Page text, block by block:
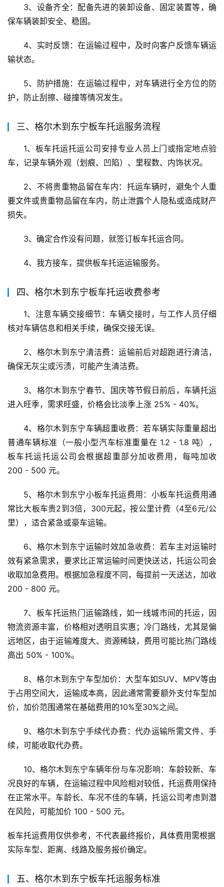
3、设备齐全：配备先进的装卸设备、固定装置等，确
保车辆装卸安全、稳固。
4、实时反馈：在运输过程中，及时向客户反馈车辆运
输状态。
5、防护措施：在运输过程中，对车辆进行全方位的防
护，防止刮擦、碰撞等情况发生。
三、格尔木到东宁板车托运服务流程
1、板车托运托运公司安排专业人员上门或指定地点验
车，记录车辆外观（划痕、凹陷）、里程数、内饰状况。
2、不将贵重物品留在车内：托运车辆时，避免个人重
要文件或贵重物品留在车内，防止泄露个人隐私或造成财产
损失。
3、确定合作没有问题，就签订板车托运合同。
4、我方接车，提供板车托运运输服务。
四、格尔木到东宁板车托运收费参考
1、注意车辆交接细节：车辆交接时，与工作人员仔细
核对车辆信息和相关手续，确保交接无误。
2、格尔木到东宁清洁费：运输前后对超跑进行清洁，
确保无灰尘或污渍，可能产生清洁费。
3、格尔木到东宁春节、国庆等节假日前后，车辆托运
进入旺季，需求旺盛，价格会比淡季上涨 25% - 40%。
4、格尔木到东宁车辆超重收费：若车辆实际重量超出
普通车辆标准（一般小型汽车标准重量在 1.2 - 1.8 吨），
板车托运托运公司会根据超重部分加收费用，每吨加收
200 - 500 元。
5、格尔木到东宁小板车托运费用：小板车托运费用通
常比大板车贵2到3倍，300元起，按公里计费（4至6元/公
里），适合紧急或豪车运输。
6、格尔木到东宁运输时效加急收费：若车主对运输时
效有紧急需求，要求比正常运输时间更快送达，托运公司会
收取加急费用。根据加急程度不同，每提前一天送达，加收
200 - 800 元。
7、板车托运热门运输路线，如一线城市间的托运，因
物流资源丰富，价格相对透明且实惠；冷门路线，尤其是偏
远地区，由于运输难度大、资源稀缺，费用可能比热门路线
高出 50% - 100%。
8、格尔木到东宁车型加价：大型车如SUV、MPV等由
于占用空间大，运输成本高，因此通常需要额外支付车型加
价，加价范围通常在基础费用的10%至30%之间。
9、格尔木到东宁手续代办费：代办运输所需文件、手
续，可能收取代办费。
10、格尔木到东宁车辆年份与车况影响：车龄较新、车
况良好的车辆，在运输过程中风险相对较低，托运费用保持
在正常水平。车龄长、车况不佳的车辆，托运公司考虑到潜
在风险，可能加价 100 - 500 元。
板车托运费用仅供参考，不代表最终报价，具体费用需根据
实际车型、距离、线路及服务报价确定。
五、格尔木到东宁板车托运服务标准